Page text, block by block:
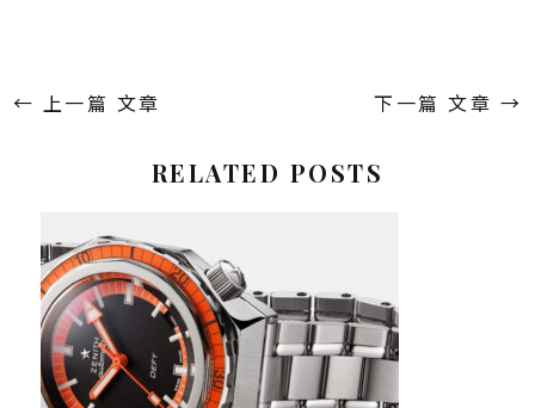
← 上一篇 文章 下一篇 文章 →
RELATED POSTS